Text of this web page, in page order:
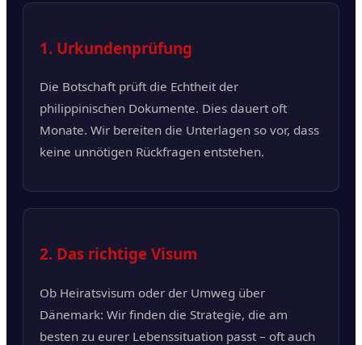
1. Urkundenprüfung
Die Botschaft prüft die Echtheit der
philippinischen Dokumente. Dies dauert oft
Monate. Wir bereiten die Unterlagen so vor, dass
keine unnötigen Rückfragen entstehen.
2. Das richtige Visum
Ob Heiratsvisum oder der Umweg über
Dänemark: Wir finden die Strategie, die am
besten zu eurer Lebenssituation passt – oft auch